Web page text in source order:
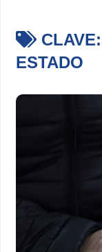
CLAVE:
ESTADO